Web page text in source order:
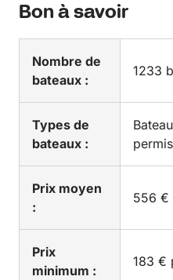
Bon à savoir
Nombre de
bateaux :
1233
Types de
bateaux :
Prix moyen
:
556 €
Prix
minimum :
183 €